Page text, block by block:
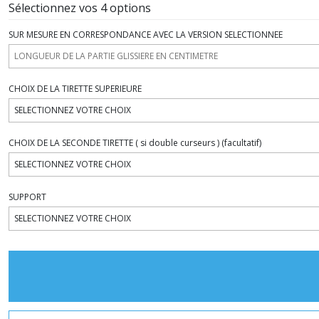
Sélectionnez vos 4 options
SUR MESURE EN CORRESPONDANCE AVEC LA VERSION SELECTIONNEE
CHOIX DE LA TIRETTE SUPERIEURE
CHOIX DE LA SECONDE TIRETTE ( si double curseurs ) (facultatif)
SUPPORT